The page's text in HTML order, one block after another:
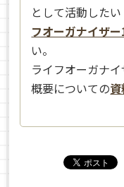
として活動した
フオーガナイザ
い。
ライフオーガナ
概要についての